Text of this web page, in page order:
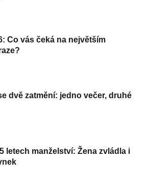
Co vás čeká na největším
dvě zatmění: jedno večer, druhé
letech manželství: Žena zvládla i